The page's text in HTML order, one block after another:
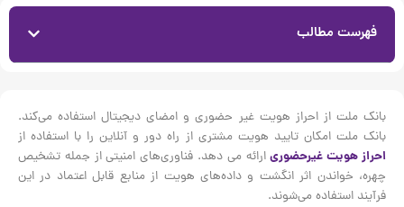
فهرست مطالب
بانک ملت از احراز هویت غیر حضوری و امضای دیجیتال استفاده می‌کند.
بانک ملت امکان تایید هویت مشتری از راه دور و آنلاین را با استفاده از
احراز هویت غیرحضوریارائه می دهد. فناوری‌های امنیتی از جمله تشخیص
چهره، خواندن اثر انگشت و داده‌های هویت از منابع قابل اعتماد در این
فرآیند استفاده می‌شوند.